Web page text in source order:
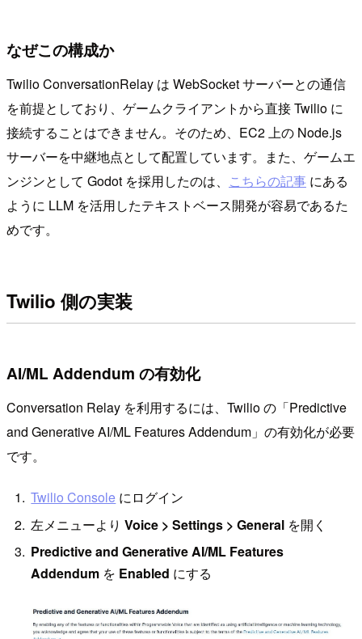
なぜこの構成か
Twilio ConversationRelay は WebSocket サーバーとの通信
を前提としており、ゲームクライアントから直接 Twilio に
接続することはできません。そのため、EC2 上の Node.js
サーバーを中継地点として配置しています。また、ゲームエ
ンジンとして Godot を採用したのは、 こちらの記事 にある
ように LLM を活用したテキストベース開発が容易であるた
めです。
Twilio 側の実装
AI/ML Addendum の有効化
Conversation Relay を利用するには、Twilio の「Predictive
and Generative AI/ML Features Addendum」の有効化が必要
です。
Twilio Console にログイン
左メニューよりVoice > Settings > General を開く
Predictive and Generative AI/ML Features
Addendum を Enabled にする